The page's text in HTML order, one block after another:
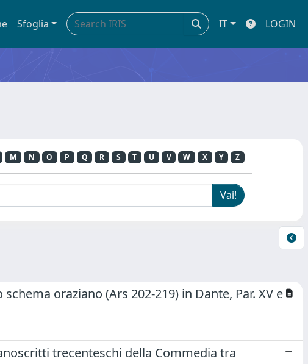
Sfoglia IT LOGIN
M N O P Q R S T U V W X Y Z
oraziano (Ars 202-219) in Dante, Par. XV e
trecenteschi della Commedia tra